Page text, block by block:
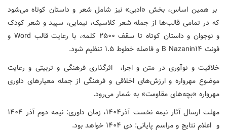
بر همین اساس، بخش «ادبی» نیز شامل شعر و داستان کوتاه می‌شود
که در تمامی قالب‌ها از جمله شعر کلاسیک، نیمایی، سپید و شعر کودک
و نوجوان و داستان کوتاه تا سقف ۲۵۰۰ کلمه، با رعایت قالب Word و
فونت B Nazanin۱۴ و فاصله خطوط ۱.۵ تنظیم شود.
خلاقیت و نوآوری در متن و اجرا، اثرگذاری فرهنگی و تربیتی و رعایت
موضوع مهرواره و ارزش‌های اخلاقی و فرهنگی از جمله معیارهای داوری
مهرواره «بچه‌های مقاومت» به شمار می‌رود.
مهلت ارسال آثار نیمه نخست آذر۱۴۰۴، زمان داوری: نیمه دوم آذر ۱۴۰۴
و اعلام نتایج و مراسم پایانی: دی ۱۴۰۴ خواهد بود.